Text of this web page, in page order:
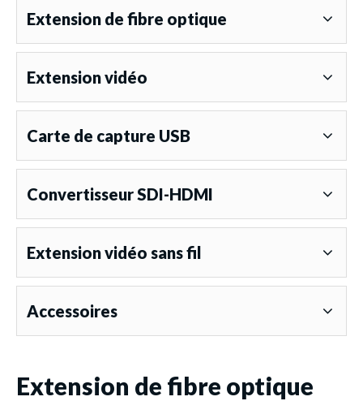
Extension de fibre optique
Extension vidéo
Carte de capture USB
Convertisseur SDI-HDMI
Extension vidéo sans fil
Accessoires
Extension de fibre optique